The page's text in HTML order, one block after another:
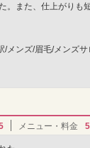
また、仕上がりも
メンズ/眉毛/メンズサ
メニュー・料金 5